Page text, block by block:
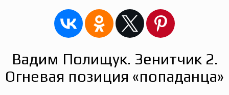
Вадим Полищук. Зенитчик 2.
Огневая позиция «попаданца»